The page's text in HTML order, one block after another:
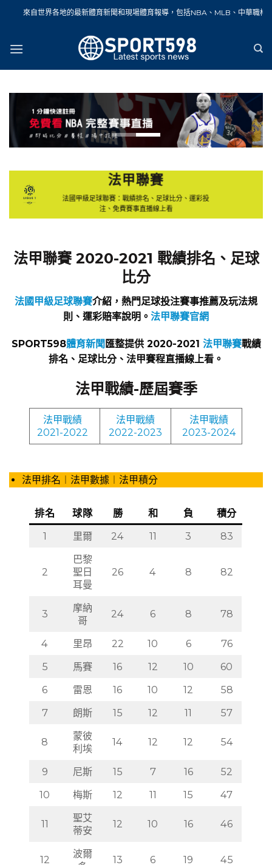
界各地的最新體育新聞和現場體育報導，包括NBA、MLB、中華職棒、籃球、網
法甲聯賽
法國甲級足球聯賽：戰績排名、足球比分、運彩投
注、免費賽事直播線上看
法甲聯賽 2020-2021 戰績排名、足球
比分
法國甲級足球聯賽介紹，熱門足球投注賽事推薦及玩法規
則、運彩賠率說明。 法甲聯賽官網
SPORT598體育新聞匯整提供 2020-2021 法甲聯賽戰績
排名、足球比分、法甲賽程直播線上看。
法甲戰績-歷屆賽季
法甲戰績
2021-2022
法甲戰績
2022-2023
法甲戰績
2023-2024
法甲排名︱法甲數據︱法甲積分
排名 球隊 勝 和 負
積分
1
里爾 24 11 3 83
2
巴黎
聖日
耳曼
26 4 8 82
3
摩納
哥
24 6 8 78
4 里昂 22 10 6
76
5
馬賽 16 12 10
60
6
雷恩 16 10 12
58
7
朗斯 15 12 11 57
8
蒙彼
利埃
14 12 12 54
9 尼斯 15 7 16
52
10
梅斯 12 11 15 47
11
聖艾
蒂安
12 10 16 46
波爾